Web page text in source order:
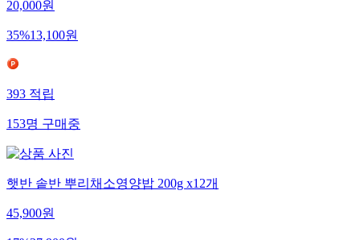
20,000원
35%13,100원
393적립
153명구매중
햇반 솥반 뿌리채소영양밥 200g x12개
45,900원